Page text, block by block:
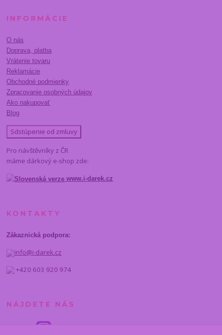
INFORMÁCIE
O nás
Doprava, platba
Vrátenie tovaru
Reklamácie
Obchodné podmienky
Zpracovanie osobných údajov
Ako nakupovať
Blog
Sdstúpenie od zmluvy
Pro návštěvníky z ČR
máme dárkový e-shop zde:
www.i-darek.cz
KONTAKTY
Zákaznická podpora:
info@i-darek.cz
+420 603 920 974
NÁJDETE NÁS